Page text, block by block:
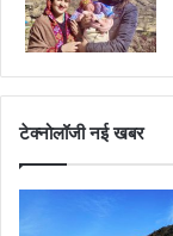
टेक्नोलॉजी नई खबर